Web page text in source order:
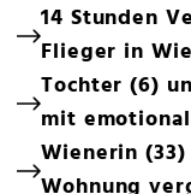
14 Stunden
Flieger in
Tochter (6)
mit
Wienerin